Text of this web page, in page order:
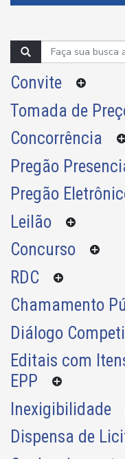
Convite
Tomada de
Concorrência
Pregão
Pregão
Leilão
Concurso
RDC
Chamamento
Diálogo
Editais com
EPP
Inexigibilidade
Dispensa de